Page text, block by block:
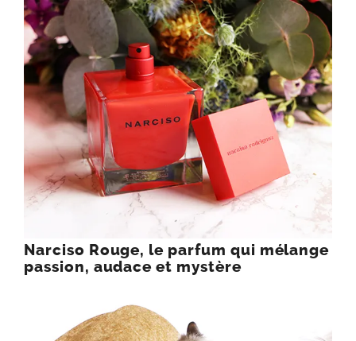
Narciso Rouge, le parfum qui mélange
passion, audace et mystère